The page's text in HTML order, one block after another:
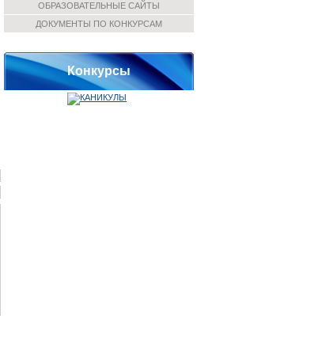
ОБРАЗОВАТЕЛЬНЫЕ САЙТЫ
ДОКУМЕНТЫ ПО КОНКУРСАМ
Конкурсы